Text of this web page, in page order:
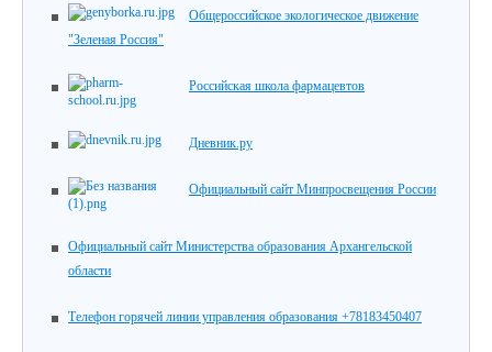
Общероссийское экологическое движение
"Зеленая Россия"
Российская школа фармацевтов
Дневник.ру
Официальный сайт Минпросвещения России
Официальный сайт Министерства образования Архангельской
области
Телефон горячей линии управления образования +78183450407